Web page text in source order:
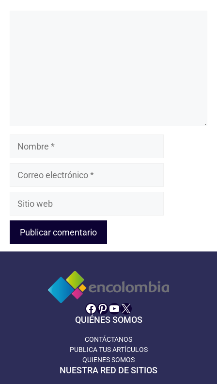
Nombre
Sitio
Facebook
Pinterest
YouTube
X
QUIÉNES SOMOS
CONTÁCTANOS
PUBLICA TUS ARTÍCULOS
QUIENES SOMOS
NUESTRA RED DE SITIOS